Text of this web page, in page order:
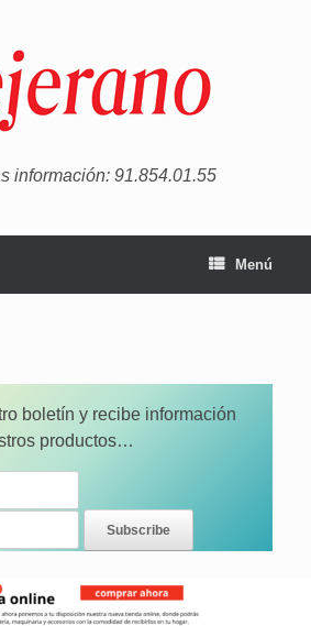
información: 91.854.01.55
Menú
boletín y recibe información
productos…